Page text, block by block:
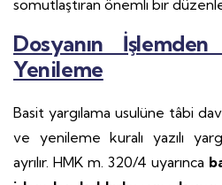
somutlaştıran önemli bir
Dosyanın İşlemden
Yenileme
Basit yargılama usulüne tâbi
ve yenileme kuralı yazılı
ayrılır. HMK m. 320/4 uyarınca